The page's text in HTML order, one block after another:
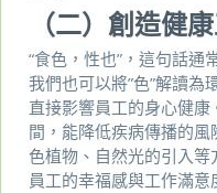
（二）創造健
“食色，性也”，這句話通
我們也可以將”色”解讀為
直接影響員工的身心健
間，能降低疾病傳播的
色植物、自然光的引入
員工的幸福感與工作滿意